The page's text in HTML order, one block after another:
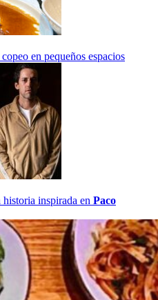
en pequeños espacios
historia inspirada en Paco